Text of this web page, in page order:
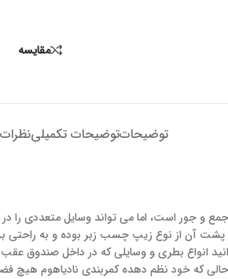
مقايسه
توضیحاتتوضیحات تکمیلینظرات
جور است، اما می تواند وسایل متعددی
پشت آن از نوع زیپ چسب زبر بوده و به
انواع بطری و وسایلی که در داخل صندوق عقب
که خود نظم دهده کمربندی نادیاهوم هیچ